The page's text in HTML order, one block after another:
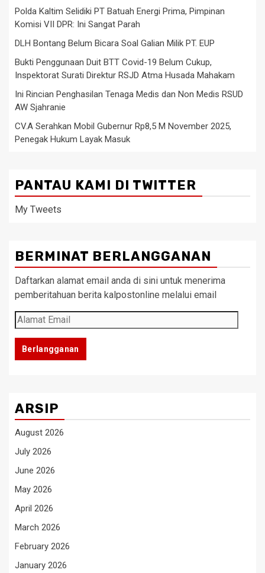
Polda Kaltim Selidiki PT Batuah Energi Prima, Pimpinan
Komisi VII DPR: Ini Sangat Parah
DLH Bontang Belum Bicara Soal Galian Milik PT. EUP
Bukti Penggunaan Duit BTT Covid-19 Belum Cukup,
Inspektorat Surati Direktur RSJD Atma Husada Mahakam
Ini Rincian Penghasilan Tenaga Medis dan Non Medis RSUD
AW Sjahranie
CV.A Serahkan Mobil Gubernur Rp8,5 M November 2025,
Penegak Hukum Layak Masuk
PANTAU KAMI DI TWITTER
My Tweets
BERMINAT BERLANGGANAN
Daftarkan alamat email anda di sini untuk menerima
pemberitahuan berita kalpostonline melalui email
Alamat
Email
Berlangganan
ARSIP
August 2026
July 2026
June 2026
May 2026
April 2026
March 2026
February 2026
January 2026